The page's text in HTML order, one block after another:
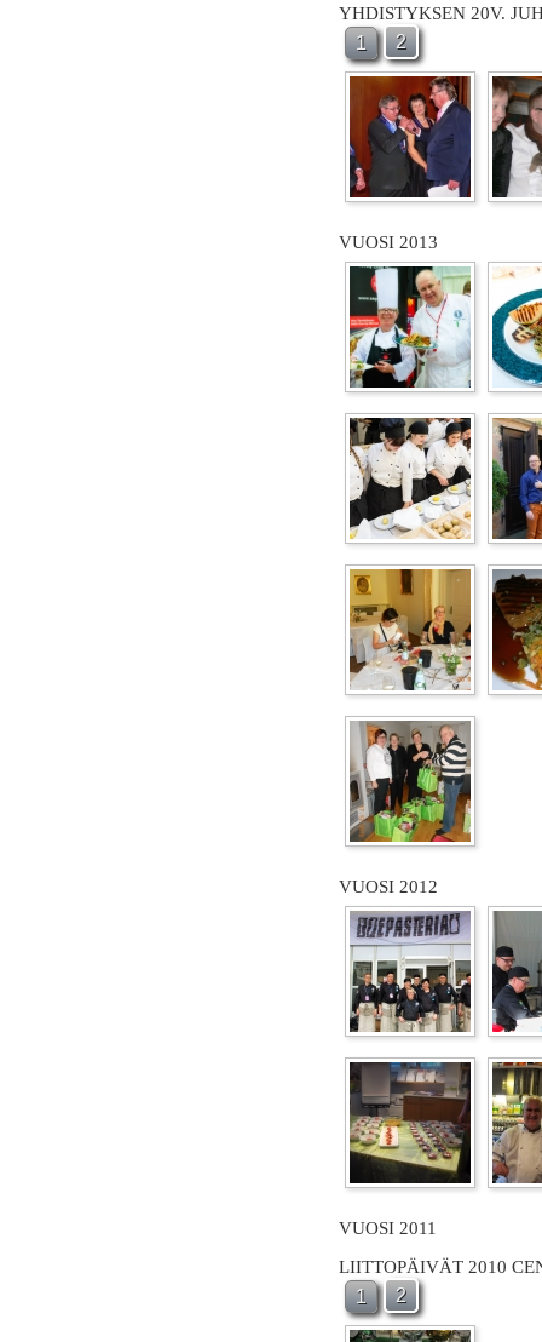
YHDISTYKSEN 20V.
1 2
VUOSI 2013
VUOSI 2012
VUOSI 2011
LIITTOPÄIVÄT 2010
1 2